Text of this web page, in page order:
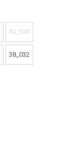
33_030
38_032